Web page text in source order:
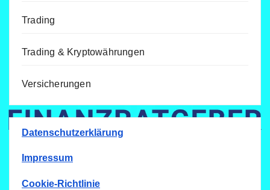
Trading
Trading & Kryptowährungen
Versicherungen
Datenschutzerklärung
Impressum
Cookie-Richtlinie